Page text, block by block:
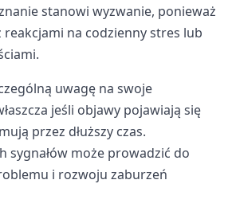
stanowi wyzwanie, ponieważ
reakcjami na codzienny stres lub
uwagę na swoje
jeśli objawy pojawiają się
przez dłuższy czas.
sygnałów może prowadzić do
i rozwoju zaburzeń